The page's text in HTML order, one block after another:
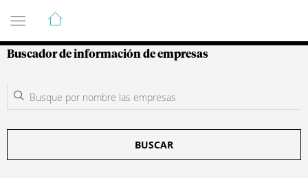
Guía de Empresas Colombianas
Buscador de información de empresas
BUSCAR